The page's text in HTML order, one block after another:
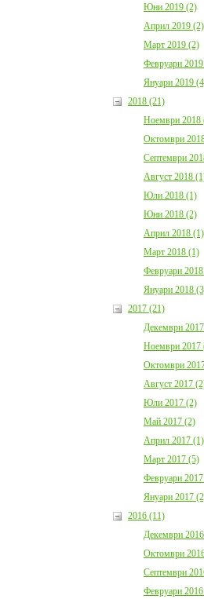
Юни 2019 (2)
Април 2019 (2)
Март 2019 (2)
Февруари
Януари 2019
2018 (21)
Ноември 2018
Октомври
Септември
Август 2018
Юли 2018 (1)
Юни 2018 (2)
Април 2018 (1)
Март 2018 (1)
Февруари
Януари 2018
2017 (21)
Декември
Ноември 2017
Октомври
Август 2017
Юли 2017 (2)
Май 2017 (2)
Април 2017 (1)
Март 2017 (5)
Февруари
Януари 2017
2016 (11)
Декември
Октомври
Септември
Февруари